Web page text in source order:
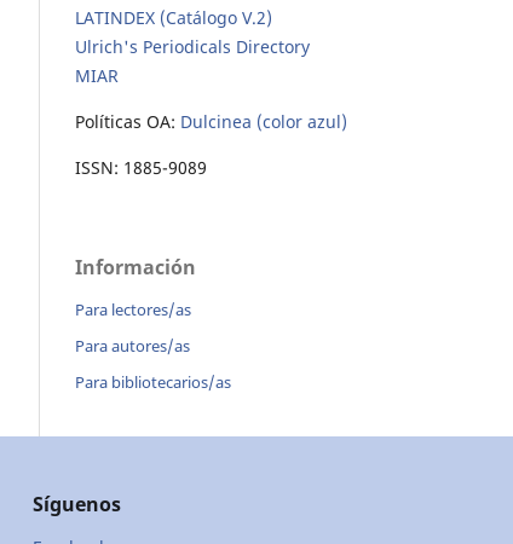
LATINDEX (Catálogo V.2)
Ulrich's Periodicals Directory
MIAR
Políticas OA: Dulcinea (color azul)
ISSN: 1885-9089
Información
Para lectores/as
Para autores/as
Para bibliotecarios/as
Síguenos